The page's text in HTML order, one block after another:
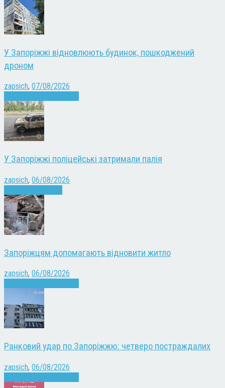
У Запоріжжі відновлюють будинок, пошкоджений
дроном
zapsich, 07/08/2026
У Запоріжжі поліцейські затримали палія
zapsich, 06/08/2026
Запоріжцям допомагають відновити житло
zapsich, 06/08/2026
Ранковий удар по Запоріжжю: четверо постраждалих
zapsich, 06/08/2026